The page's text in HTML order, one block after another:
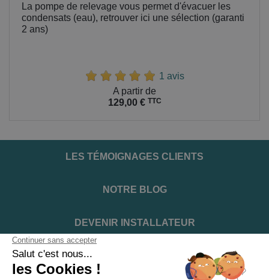
La pompe de relevage vous permet d'évacuer les
condensats (eau), retrouver ici une sélection (garanti
2 ans)
1 avis
A partir de
129,00 € TTC
LES TÉMOIGNAGES CLIENTS
NOTRE BLOG
DEVENIR INSTALLATEUR
NOTRE SERVICE APRÈS VENTE